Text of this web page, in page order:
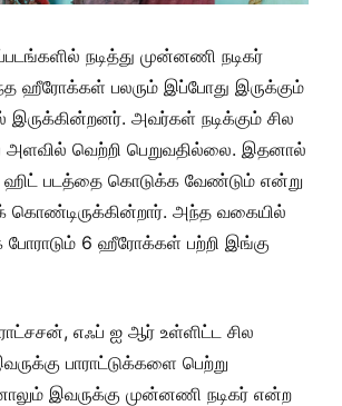
நடித்து முன்னணி நடிகர்
ஹீரோக்கள் பலரும் இப்போது இருக்கும்
இருக்கின்றனர். அவர்கள் நடிக்கும் சில
அளவில் வெற்றி பெறுவதில்லை. இதனால்
ஹிட் படத்தை கொடுக்க வேண்டும் என்று
கொண்டிருக்கின்றார். அந்த வகையில்
போராடும் 6 ஹீரோக்கள் பற்றி இங்கு
ராட்சசன், எஃப் ஐ ஆர் உள்ளிட்ட சில
பாராட்டுக்களை பெற்று
இவருக்கு முன்னணி நடிகர் என்ற